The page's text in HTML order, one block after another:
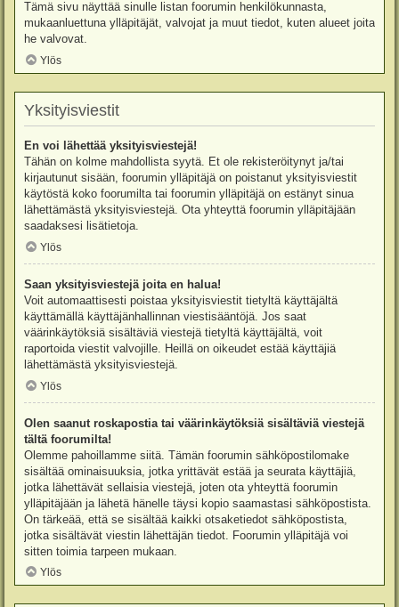
Tämä sivu näyttää sinulle listan foorumin henkilökunnasta,
mukaanluettuna ylläpitäjät, valvojat ja muut tiedot, kuten alueet joita
he valvovat.
Ylös
Yksityisviestit
En voi lähettää yksityisviestejä!
Tähän on kolme mahdollista syytä. Et ole rekisteröitynyt ja/tai
kirjautunut sisään, foorumin ylläpitäjä on poistanut yksityisviestit
käytöstä koko foorumilta tai foorumin ylläpitäjä on estänyt sinua
lähettämästä yksityisviestejä. Ota yhteyttä foorumin ylläpitäjään
saadaksesi lisätietoja.
Ylös
Saan yksityisviestejä joita en halua!
Voit automaattisesti poistaa yksityisviestit tietyltä käyttäjältä
käyttämällä käyttäjänhallinnan viestisääntöjä. Jos saat
väärinkäytöksiä sisältäviä viestejä tietyltä käyttäjältä, voit
raportoida viestit valvojille. Heillä on oikeudet estää käyttäjiä
lähettämästä yksityisviestejä.
Ylös
Olen saanut roskapostia tai väärinkäytöksiä sisältäviä viestejä
tältä foorumilta!
Olemme pahoillamme siitä. Tämän foorumin sähköpostilomake
sisältää ominaisuuksia, jotka yrittävät estää ja seurata käyttäjiä,
jotka lähettävät sellaisia viestejä, joten ota yhteyttä foorumin
ylläpitäjään ja lähetä hänelle täysi kopio saamastasi sähköpostista.
On tärkeää, että se sisältää kaikki otsaketiedot sähköpostista,
jotka sisältävät viestin lähettäjän tiedot. Foorumin ylläpitäjä voi
sitten toimia tarpeen mukaan.
Ylös